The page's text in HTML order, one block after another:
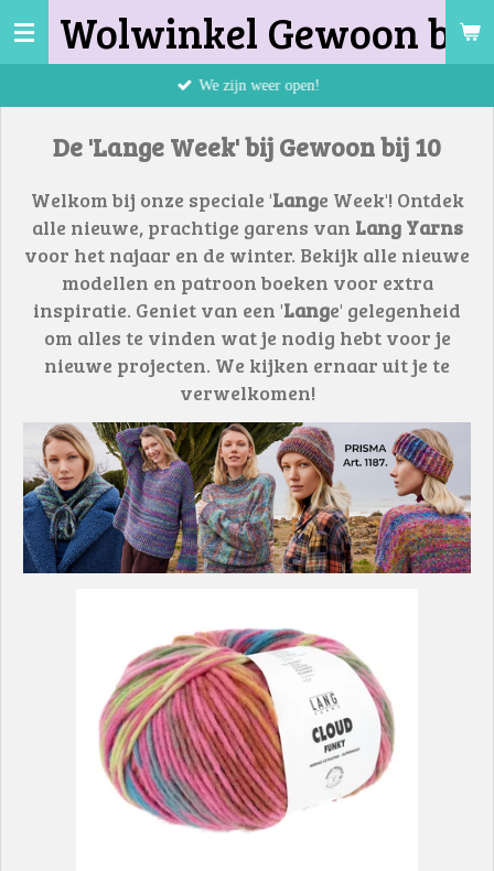
Ga
de
Wolwinkel Gewoon bij
We zijn weer open!
De 'Lange Week' bij Gewoon bij 10
Welkom bij onze speciale 'Lange Week'! Ontdek
alle nieuwe, prachtige garens van Lang Yarns
voor het najaar en de winter. Bekijk alle nieuwe
modellen en patroon boeken voor extra
inspiratie. Geniet van een 'Lange' gelegenheid
om alles te vinden wat je nodig hebt voor je
nieuwe projecten. We kijken ernaar uit je te
verwelkomen!